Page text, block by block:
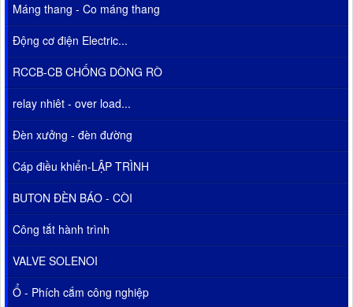
Máng thang - Co máng thang
Động cơ điện Electric...
RCCB-CB CHỐNG DÒNG RÒ
relay nhiêt - over load...
Đèn xưởng - đèn đường
Cáp điều khiển-LẬP TRÌNH
BUTON ĐÈN BÁO - CÒI
Công tắt hành trình
VALVE SOLENOI
Ổ - Phích cắm công nghiệp